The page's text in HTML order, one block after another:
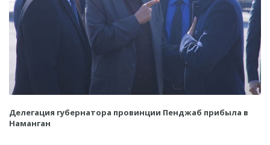
Делегация губернатора провинции Пенджаб прибыла в
Наманган